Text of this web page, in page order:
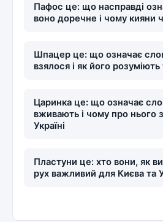
Пафос це: що насправді
воно доречне і чому кияни
Шпацер це: що означає
взялося і як його розуміють
Царинка це: що означає
вживають і чому про нього
Україні
Пластуни це: хто вони, як
рух важливий для Києва та